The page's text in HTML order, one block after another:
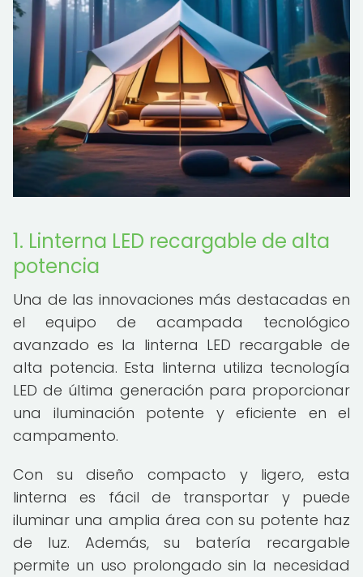
1. Linterna LED recargable de alta
potencia
Una de las innovaciones más destacadas en
el equipo de acampada tecnológico
avanzado es la linterna LED recargable de
alta potencia. Esta linterna utiliza tecnología
LED de última generación para proporcionar
una iluminación potente y eficiente en el
campamento.
Con su diseño compacto y ligero, esta
linterna es fácil de transportar y puede
iluminar una amplia área con su potente haz
de luz. Además, su batería recargable
permite un uso prolongado sin la necesidad